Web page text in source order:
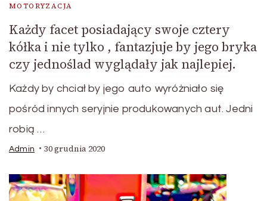
MOTORYZACJA
Każdy facet posiadający swoje cztery
kółka i nie tylko , fantazjuje by jego bryka
czy jednoślad wyglądały jak najlepiej.
Każdy by chciał by jego auto wyróżniało się
pośród innych seryjnie produkowanych aut. Jedni
robią …
Admin 30 grudnia 2020